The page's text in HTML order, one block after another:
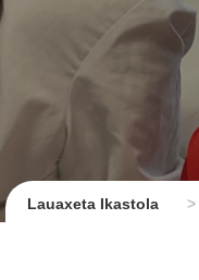
Lauaxeta Ikastola >